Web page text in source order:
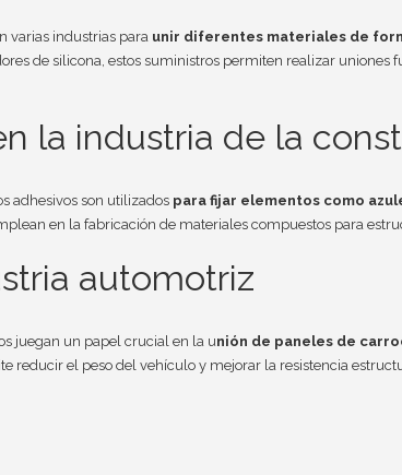
varias industrias para unir diferentes materiales de
de silicona, estos suministros permiten realizar uniones
la industria de la
adhesivos son utilizados para fijar elementos como
en la fabricación de materiales compuestos para
automotriz
juegan un papel crucial en la unión de paneles de
reducir el peso del vehículo y mejorar la resistencia